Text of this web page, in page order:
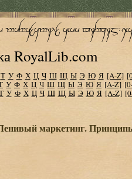
RoyalLib.com
Т У Ф Х Ц Ч Ш Щ Ы Э Ю Я [A-Z]
У Ф Х Ц Ч Ш Щ Ы Э Ю Я [A-Z]
У Ф Х Ц Ч Ш Щ Ы Э Ю Я [A-Z]
маркетинг.